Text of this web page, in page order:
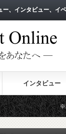
ー、インタビュー、イ
ー、インタビュー、イ
インタビュー
イト改修中のため、一